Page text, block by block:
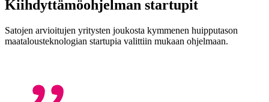
Kiihdyttämöohjelman startupit
Satojen arvioitujen yritysten joukosta kymmenen huipputason
maatalousteknologian startupia valittiin mukaan ohjelmaan.